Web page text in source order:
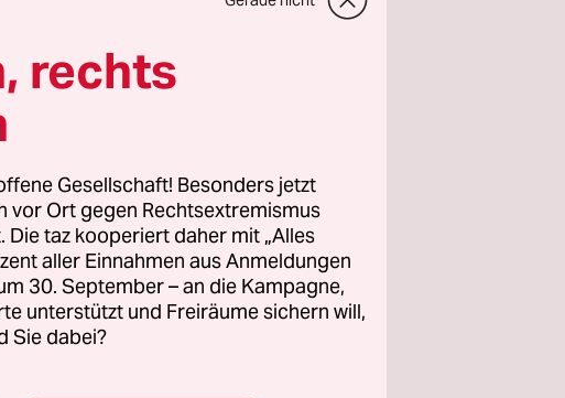
nicht
Probleme
Zeit, das
war es
Trotzdem
selbst
rechts
Gesellschaft! Besonders jetzt
vor Ort gegen Rechtsextremismus
taz kooperiert daher mit „Alles
aller Einnahmen aus Anmeldungen
30. September – an die Kampagne,
unterstützt und Freiräume sichern will,
Sie dabei?